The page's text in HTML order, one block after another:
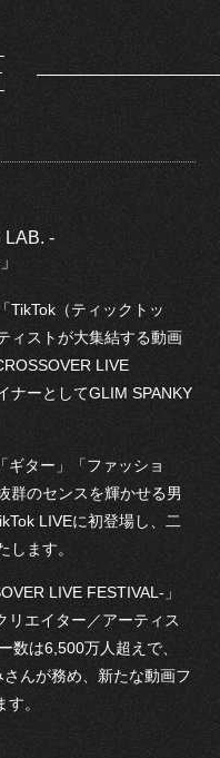
LAB. -
TikTok（ティックトッ
ィストが大集結する動画
LIVE
ナーとしてGLIM SPANKY
ギター」「ファッショ
群のセンスを輝かせる男
LIVEに初登場し、二
します。
LIVE FESTIVAL-」
リエイター／アーティス
数は6,500万人超えで、
んが務め、新たな動画フ
。